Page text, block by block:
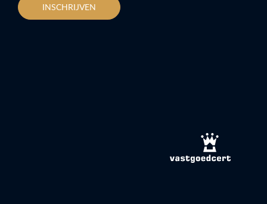
INSCHRIJVEN